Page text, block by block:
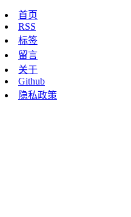
首页
RSS
标签
留言
关于
Github
隐私政策